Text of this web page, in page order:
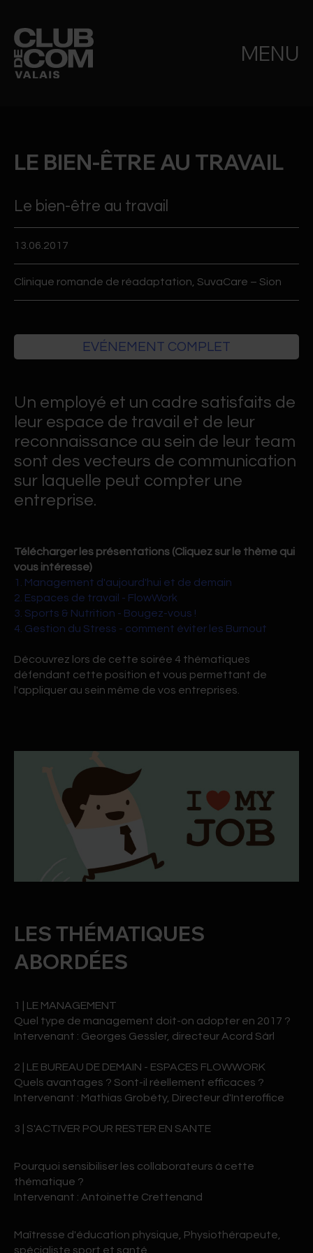
MENU
LE BIEN-ÊTRE AU TRAVAIL
Le bien-être au travail
13.06.2017
Clinique romande de réadaptation, SuvaCare – Sion
EVÉNEMENT COMPLET
Un employé et un cadre satisfaits de
leur espace de travail et de leur
reconnaissance au sein de leur team
sont des vecteurs de communication
sur laquelle peut compter une
entreprise.
Télécharger les présentations (Cliquez sur le thème qui
vous intéresse)
1. Management d'aujourd'hui et de demain
2. Espaces de travail - FlowWork
3. Sports & Nutrition - Bougez-vous !
4. Gestion du Stress - comment éviter les Burnout
Découvrez lors de cette soirée 4 thématiques
défendant cette position et vous permettant de
l'appliquer au sein même de vos entreprises.
LES THÉMATIQUES
ABORDÉES
1 | LE MANAGEMENT
Quel type de management doit-on adopter en 2017 ?
Intervenant : Georges Gessler, directeur Acord Sàrl
2 | LE BUREAU DE DEMAIN - ESPACES FLOWWORK
Quels avantages ? Sont-il réellement efficaces ?
Intervenant : Mathias Grobéty, Directeur d'Interoffice
3 | S'ACTIVER POUR RESTER EN SANTE
Pourquoi sensibiliser les collaborateurs à cette
thématique ?
Intervenant : Antoinette Crettenand
Maîtresse d'éducation physique, Physiothérapeute,
spécialiste sport et santé